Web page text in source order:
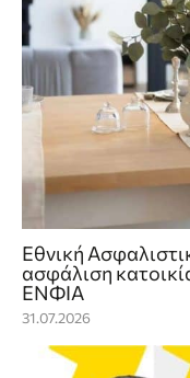
Εθνική
ασφάλιση
ΕΝΦΙΑ
31.07.2026